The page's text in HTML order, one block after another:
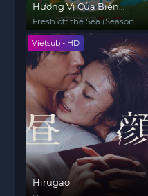
Hương Vị Của Biển
(Phần 3)
Fresh off the Sea (Season
3)
Vietsub - HD
Hirugao